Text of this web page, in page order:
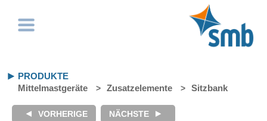
PRODUKTE
Mittelmastgeräte
Zusatzelemente Sitzbank